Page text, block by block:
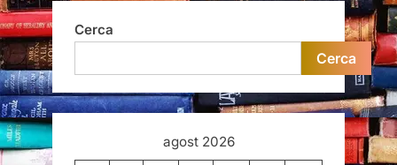
Cerca
Cerca
agost 2026